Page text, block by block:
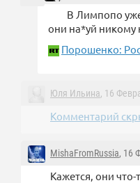
В Лимпопо
они на*уй никому
Порошенко:
Юля Ильина, 16
Комментарий
MishaFromRussia, 16
Кажется, они что-